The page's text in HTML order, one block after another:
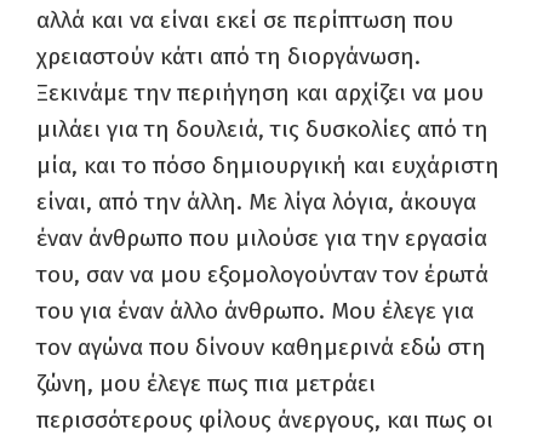
αλλά και να είναι εκεί σε περίπτωση που
χρειαστούν κάτι από τη διοργάνωση.
Ξεκινάμε την περιήγηση και αρχίζει να μου
μιλάει για τη δουλειά, τις δυσκολίες από τη
μία, και το πόσο δημιουργική και ευχάριστη
είναι, από την άλλη. Με λίγα λόγια, άκουγα
έναν άνθρωπο που μιλούσε για την εργασία
του, σαν να μου εξομολογούνταν τον έρωτά
του για έναν άλλο άνθρωπο. Μου έλεγε για
τον αγώνα που δίνουν καθημερινά εδώ στη
ζώνη, μου έλεγε πως πια μετράει
περισσότερους φίλους άνεργους, και πως οι